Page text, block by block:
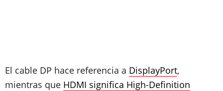
El cable DP hace referencia a DisplayPort,
mientras que HDMI significa High-Definition